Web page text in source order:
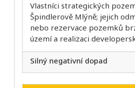
Vlastníci strategických
Špindlerově Mlýně; jejich
nebo rezervace pozemků
území a realizaci
Silný negativní dopad